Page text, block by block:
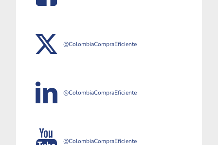
@ColombiaCompraEficiente
@ColombiaCompraEficiente
@ColombiaCompraEficiente